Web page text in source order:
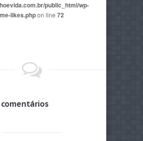
public_html/wp-
likes.phpon line 72
comentários